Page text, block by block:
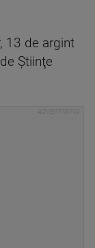
13 de argint
Ştiinţe